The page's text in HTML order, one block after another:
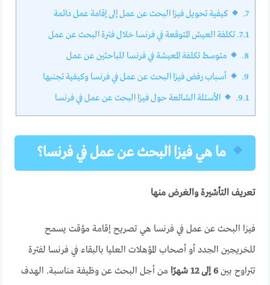
7.
كيفية تحويل فيزا البحث عن عمل إلى إقامة عمل دائمة
7.1. تكلفة العيش المتوقعة في فرنسا خلال فترة البحث عن عمل
8.
متوسط تكلفة المعيشة في فرنسا للباحثين عن عمل
9.
أسباب رفض فيزا البحث عن عمل في فرنسا وكيفية تجنبها
9.1.
الأسئلة الشائعة حول فيزا البحث عن عمل في فرنسا
ما هي فيزا البحث عن عمل في فرنسا؟
تعريف التأشيرة والغرض منها
فيزا البحث عن عمل في فرنسا هي تصريح إقامة مؤقت يسمح
للخريجين الجدد أو أصحاب المؤهلات العليا بالبقاء في فرنسا لفترة
تتراوح بين6 إلى 12 شهرًا
من أجل البحث عن وظيفة مناسبة. الهدف